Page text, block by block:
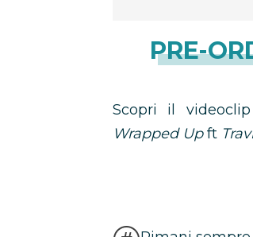
PRE-
Scopri il
Wrapped Upft